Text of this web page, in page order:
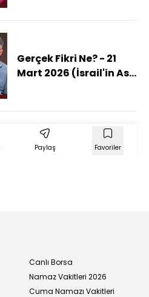
Gerçek Fikri Ne? - 21
Mart 2026 (İsrail'in Asıl
Paylaş Favoriler
Canlı Borsa
Namaz Vakitleri 2026
Cuma Namazı Vakitleri